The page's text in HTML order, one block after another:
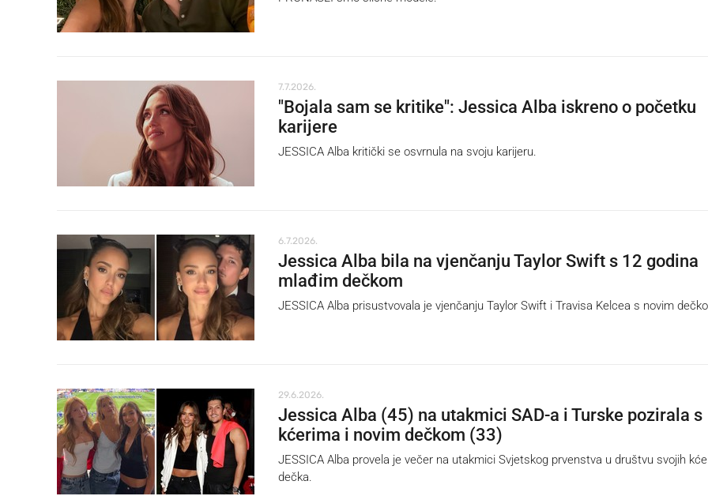
7.7.2026.
"Bojala sam se kritike": Jessica Alba iskreno o početku
karijere
JESSICA Alba kritički se osvrnula na svoju karijeru.
6.7.2026.
Jessica Alba bila na vjenčanju Taylor Swift s 12 godina
mlađim dečkom
JESSICA Alba prisustvovala je vjenčanju Taylor Swift i Travisa Kelcea s novim
29.6.2026.
Jessica Alba (45) na utakmici SAD-a i Turske pozirala s
kćerima i novim dečkom (33)
JESSICA Alba provela je večer na utakmici Svjetskog prvenstva u društvu svojih
dečka.